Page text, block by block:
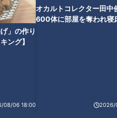
」の作り
ング】
08/06 18:00
オカルトコレクター田中
600体に部屋を奪われ寝
2026/
も同様であろう。後に「２代目
れる高木守道（※「高」は「は
して、星野がエースとして、
しまったのは、ファンもだが、